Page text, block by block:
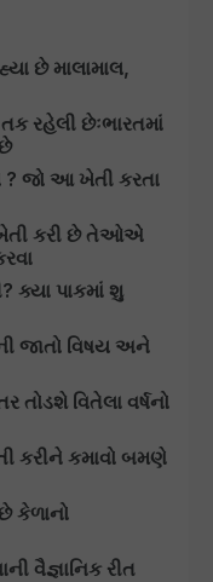
છે માલામાલ,
રહેલી છેઃભારતમાં
? જો આ ખેતી કરતા
કરી છે તેઓએ
ક્યા પાકમાં શુ
જાતો વિષય અને
તોડશે વિતેલા વર્ષનો
કરીને કમાવો બમણે
કેળાનો
વૈજ્ઞાનિક રીત